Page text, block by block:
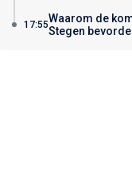
17:55Waarom de
Stegen